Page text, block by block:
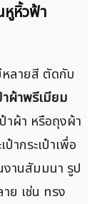
หูหิ้วฟ้า
ลายสี ตัดกับ
าผ้าพรีเมียม
าผ้า หรือถุงผ้า
ากระเป๋าเพื่อ
งานสัมมนา รูป
ย เช่น ทรง